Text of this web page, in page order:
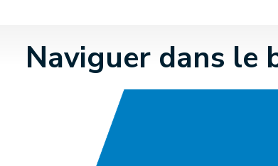
Naviguer dans le